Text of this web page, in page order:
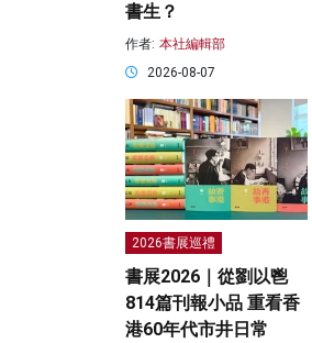
書生？
作者: 本社編輯部
2026-08-07
2026書展巡禮
書展2026｜從劉以鬯
814篇刊報小品 重看香
港60年代市井日常